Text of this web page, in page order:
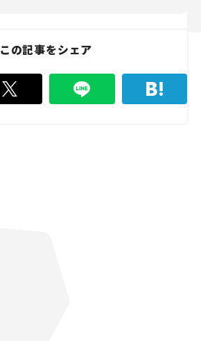
この記事をシェア